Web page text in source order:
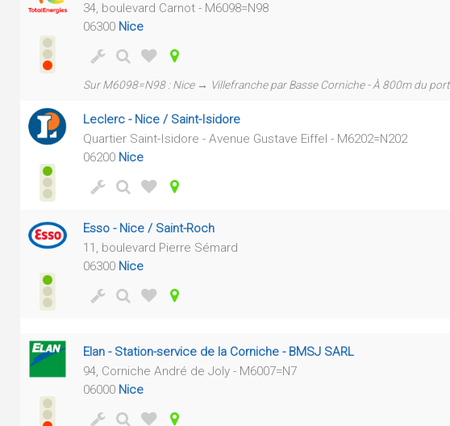
34, boulevard Carnot - M6098=N98
06300 Nice
Sur M6098=N98 : Nice → Villefranche par Basse Corniche - À 800m du port
Leclerc - Nice / Saint-Isidore
Quartier Saint-Isidore - Avenue Gustave Eiffel - M6202=N202
06200 Nice
Esso - Nice / Saint-Roch
11, boulevard Pierre Sémard
06300 Nice
Elan - Station-service de la Corniche - BMSJ SARL
94, Corniche André de Joly - M6007=N7
06000 Nice